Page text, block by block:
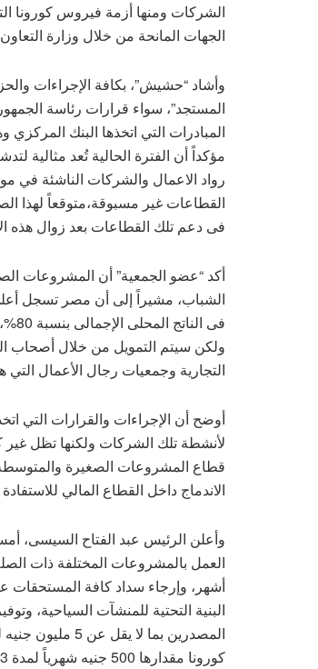
الشركات ومنها أزمة فيروس كورونا
الجهات المانحة من خلال وزارة
المستجد”، سواء قرارات رئاسة
المبادرات التي اتخذها البنك
مؤكداً أن الفترة الحالية تُعد
رواد الاعمال والشركات الناشئة في
القطاعات غير مسبوقة،متوقعاً لهذا
فى دعم تلك القطاعات بعد زوال هذه
أكد “عضو الجمعية” أن المشروعات
الشباب، مشيراً إلى أن مصر تسجل
فى
ولكن سيتم التمويل من خلال أصحاب
التجارية وجمعيات رجال الأعمال
أوضح أن الإجراءات والقرارات التي
لأنشطة تلك الشركات ولكنها تظل غير
قطاع المشروعات الصغيرة
الاندماج داخل القطاع المالي
وأعلن الرئيس عبد الفتاح السيسى،
المصدرين بما